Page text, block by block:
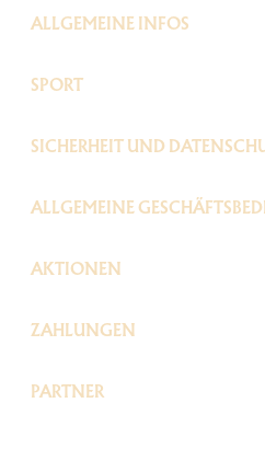
ALLGEMEINE INFOS
SPORT
SICHERHEIT UND
ALLGEMEINE
AKTIONEN
ZAHLUNGEN
PARTNER